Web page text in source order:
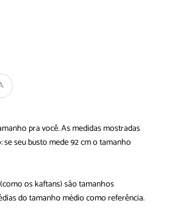
pra você. As medidas mostradas
seu busto mede 92 cm o tamanho
os kaftans) são tamanhos
do tamanho médio como referência.